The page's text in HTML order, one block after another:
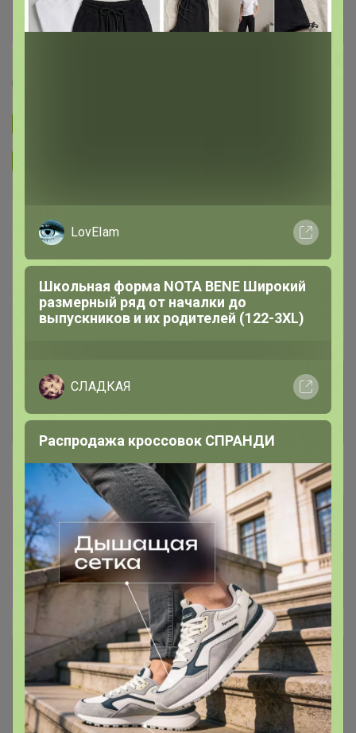
Перейти к текущей закупке
84 %
Ожидание ~ 15 дней
Пристрой 1 лот
Комментарии к лотам 1.1K
Отзывы участников
Новости
Прямая оплата! Отписка по прямой оплате
встает до 30 минут! ТЕПЕРЬ МОЖНО
ПЛАТИТЬ ПО КУАР-КОДУ (СБП) ОЧЕНЬ
УДОБНО, БЕЗ ЛИШНИХ ЦИФР И ДАННЫХ
КАРТ! ОТПИСКА ВСТАЕТ СРАЗУ.
Описание
Условия участия
LovEIam
Школьная форма NOTA BENE Широкий
размерный ряд от началки до
выпускников и их родителей (122-3XL)
СЛАДКАЯ
Распродажа кроссовок СПРАНДИ